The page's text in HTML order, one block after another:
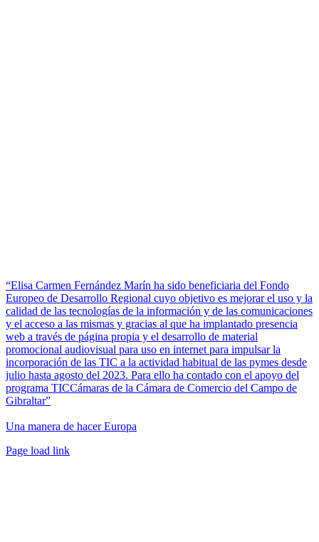
“Elisa Carmen Fernández Marín ha sido beneficiaria del Fondo
Europeo de Desarrollo Regional cuyo objetivo es mejorar el uso y la
calidad de las tecnologías de la información y de las comunicaciones
y el acceso a las mismas y gracias al que ha implantado presencia
web a través de página propia y el desarrollo de material
promocional audiovisual para uso en internet para impulsar la
incorporación de las TIC a la actividad habitual de las pymes desde
julio hasta agosto del 2023. Para ello ha contado con el apoyo del
programa TICCámaras de la Cámara de Comercio del Campo de
Gibraltar”
Una manera de hacer Europa
Facebook
Twitter
Instagram
Pinterest
Page load link